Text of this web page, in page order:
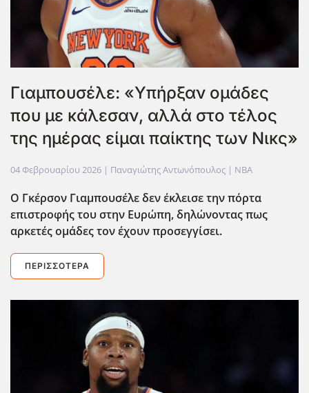
Γιαμπουσέλε: «Υπήρξαν ομάδες
που με κάλεσαν, αλλά στο τέλος
της ημέρας είμαι παίκτης των Νικς»
04 Φεβρουαρίου 2026 | Παναγιώτης Αντωνόπουλος | NBA
Ο Γκέρσον Γιαμπουσέλε δεν έκλεισε την πόρτα
επιστροφής του στην Ευρώπη, δηλώνοντας πως
αρκετές ομάδες τον έχουν προσεγγίσει.
ΠΕΡΙΣΣΌΤΕΡΑ